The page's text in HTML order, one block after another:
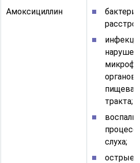
Амоксициллин
органов
тракта;
слуха;
острые